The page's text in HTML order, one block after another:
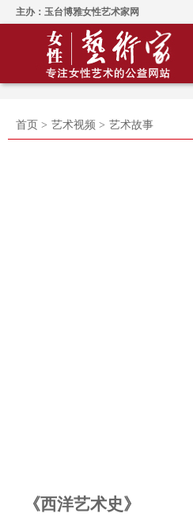
主办：玉台博雅女性艺术家网
首页 > 艺术视频 > 艺术故事
《西洋艺术史》